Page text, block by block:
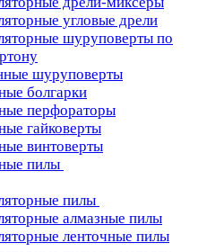
угловые дрели
шуруповерты по
шуруповерты
болгарки
перфораторы
гайковерты
винтоверты
пилы
пилы
алмазные пилы
ленточные пилы